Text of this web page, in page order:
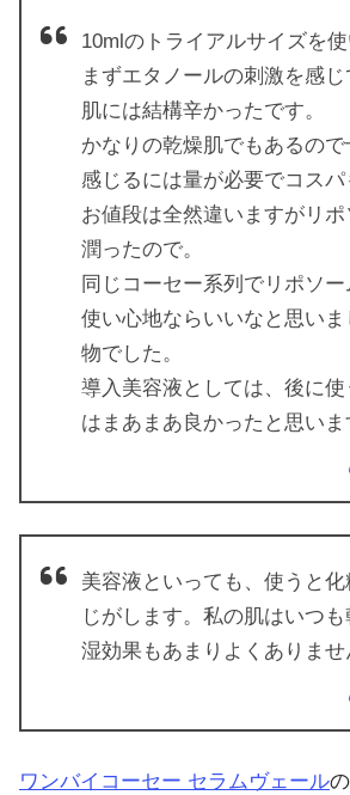
10mlのトライアルサイズを使
まずエタノールの刺激を感
肌には結構辛かったです。
かなりの乾燥肌でもあるの
感じるには量が必要でコスパ
お値段は全然違いますがリ
潤ったので。
同じコーセー系列でリポソ
使い心地ならいいなと思いま
物でした。
導入美容液としては、後に
はまあまあ良かったと思いま
美容液といっても、使うと
じがします。私の肌はいつ
湿効果もあまりよくありませ
ワンバイコーセー セラムヴェール